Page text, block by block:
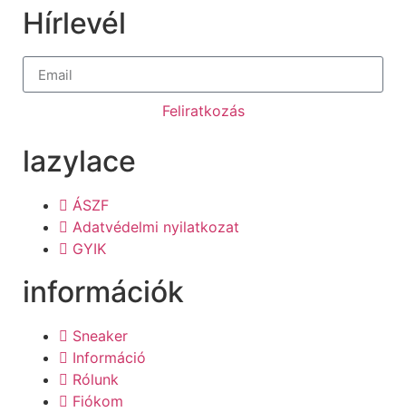
Hírlevél
Feliratkozás
lazylace
ÁSZF
Adatvédelmi nyilatkozat
GYIK
információk
Sneaker
Információ
Rólunk
Fiókom